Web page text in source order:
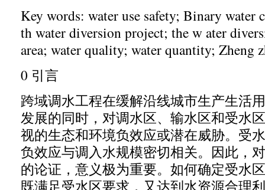
Key words: water use safety; Binary water
th water diversion project; the w ater
area; water quality; water quantity; Zheng
0 引言
跨域调水工程在缓解沿线城市生产生活
发展的同时 ， 对调水区、输水区和受水
视的生态和环境负效应或潜在威胁。受
负效应与调入水规模密切相关。因此 ，
的论证 ， 意义极为重要。如何确定受水
既满足受水区要求 ， 又达到水资源合理